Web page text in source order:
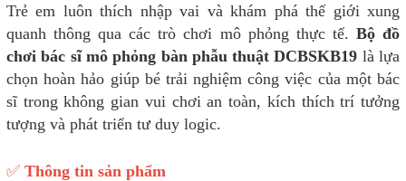
Trẻ em luôn thích nhập vai và khám phá thế giới xung
quanh thông qua các trò chơi mô phỏng thực tế. Bộ đồ
chơi bác sĩ mô phỏng bàn phẫu thuật DCBSKB19 là lựa
chọn hoàn hảo giúp bé trải nghiệm công việc của một bác
sĩ trong không gian vui chơi an toàn, kích thích trí tưởng
tượng và phát triển tư duy logic.
✅ Thông tin sản phẩm